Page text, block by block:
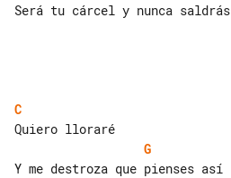
Será tu cárcel y nunca saldrás
C
G